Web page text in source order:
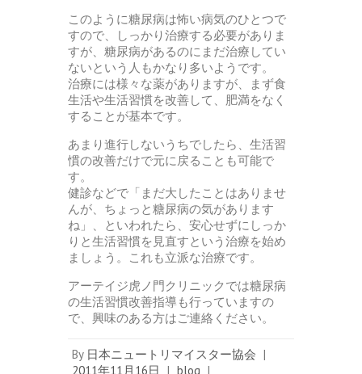
このように糖尿病は怖い病気のひとつで
すので、しっかり治療する必要がありま
すが、糖尿病があるのにまだ治療してい
ないという人もかなり多いようです。
治療には様々な薬がありますが、まず食
生活や生活習慣を改善して、肥満をなく
することが基本です。
あまり進行しないうちでしたら、生活習
慣の改善だけで元に戻ることも可能で
す。
健診などで「まだ大したことはありませ
んが、ちょっと糖尿病の気があります
ね」、といわれたら、安心せずにしっか
りと生活習慣を見直すという治療を始め
ましょう。これも立派な治療です。
アーテイジ虎ノ門クリニックでは糖尿病
の生活習慣改善指導も行っていますの
で、興味のある方はご連絡ください。
By 日本ニュートリマイスター協会 |
2011年11月16日 | blog |